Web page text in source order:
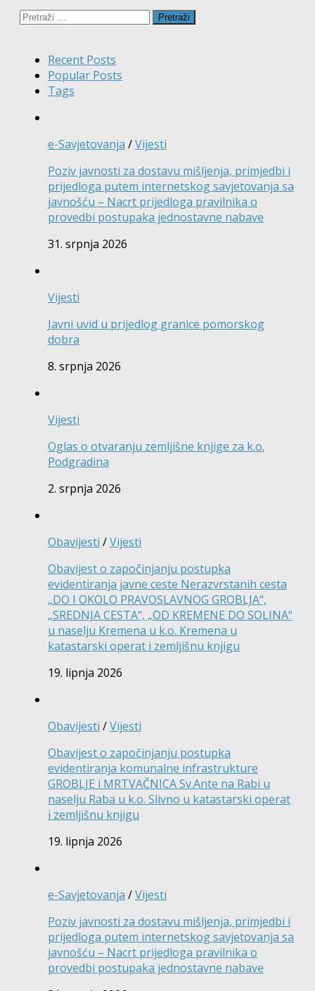
Pretraži:
Recent Posts
Popular Posts
Tags
e-Savjetovanja /Vijesti
Poziv javnosti za dostavu mišljenja, primjedbi i
prijedloga putem internetskog savjetovanja sa
javnošću – Nacrt prijedloga pravilnika o
provedbi postupaka jednostavne nabave
31. srpnja 2026
Vijesti
Javni uvid u prijedlog granice pomorskog
dobra
8. srpnja 2026
Vijesti
Oglas o otvaranju zemljišne knjige za k.o.
Podgradina
2. srpnja 2026
Obavijesti /Vijesti
Obavijest o započinjanju postupka
evidentiranja javne ceste Nerazvrstanih cesta
„DO I OKOLO PRAVOSLAVNOG GROBLJA“,
„SREDNJA CESTA“, „OD KREMENE DO SOLINA“
u naselju Kremena u k.o. Kremena u
katastarski operat i zemljišnu knjigu
19. lipnja 2026
Obavijesti /Vijesti
Obavijest o započinjanju postupka
evidentiranja komunalne infrastrukture
GROBLJE i MRTVAČNICA Sv.Ante na Rabi u
naselju Raba u k.o. Slivno u katastarski operat
i zemljišnu knjigu
19. lipnja 2026
e-Savjetovanja /Vijesti
Poziv javnosti za dostavu mišljenja, primjedbi i
prijedloga putem internetskog savjetovanja sa
javnošću – Nacrt prijedloga pravilnika o
provedbi postupaka jednostavne nabave